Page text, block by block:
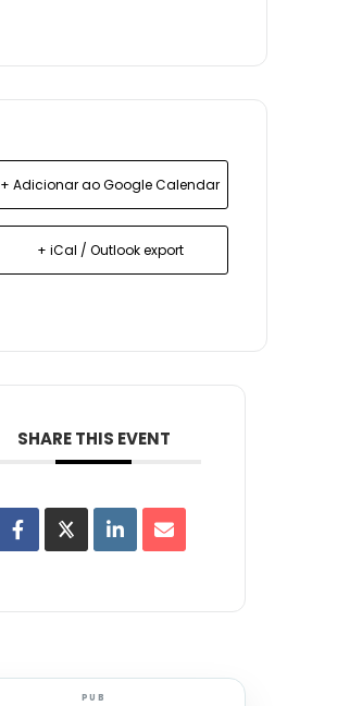
+ Adicionar ao Google Calendar
+ iCal / Outlook export
SHARE THIS EVENT
PUB